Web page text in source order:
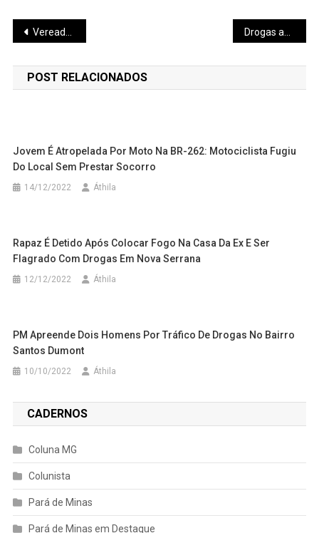
Navegação
de
Post
Vereadores de Pará de Minas aprovam dois Projetos de Lei em reunião bastante tranquila
POST RELACIONADOS
Jovem É Atropelada Por Moto Na BR-262: Motociclista Fugiu
Do Local Sem Prestar Socorro
14/12/2022 Áthila
Rapaz É Detido Após Colocar Fogo Na Casa Da Ex E Ser
Flagrado Com Drogas Em Nova Serrana
12/12/2022 Áthila
PM Apreende Dois Homens Por Tráfico De Drogas No Bairro
Santos Dumont
10/10/2022 Áthila
CADERNOS
Coluna MG
Colunista
Pará de Minas
Pará de Minas em Destaque